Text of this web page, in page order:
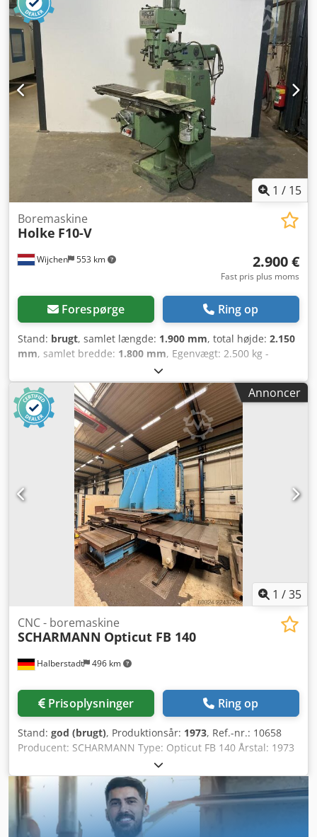
1 / 15
Wijchen 553 km
Boremaskine
Holke F10-V
2.900 €
Fast pris plus moms
Forespørge Ring op
Stand: brugt, samlet længde: 1.900 mm, total højde: 2.150
mm, samlet bredde: 1.800 mm, Egenvægt: 2.500 kg -
Dokumentation tilgængelig: Ja - CE-certifikat tilgængeligt:
Nej - Transportmål: 1900 mm x 1800 mm x 2150 mm (l x b x
h) Dedpszrxfmsfx Ai Neck - Transportvægt [kg]: 2500 kg
Finansielle oplysninger Moms: Den angivne pris er ekskl.
moms Moms/differentialbeskatning: Moms kan fratrækkes
for virksomheder Levering og indbytning er muligt til
enhver tid for alt inden for industriområdet Lukas van
Annoncer
1 /35
Halberstadt 496 km
CNC - boremaskine
SCHARMANN Opticut FB 140
Prisoplysninger Ring op
Stand: god (brugt), Produktionsår: 1973, Ref.-nr.: 10658
Producent: SCHARMANN Type: Opticut FB 140 Årstal: 1973
Styringstype: CNC Styring: Heidenhain Opbevaringssted:
Halberstadt Oprindelsesland: Tyskland Maskinnummer:
162XXX X-akse-vandring: 2000 mm Y-akse-vandring: 2000
mm Z-akse-vandring: 1500 mm Spindeldiameter: 140 mm
Spindelholder: ISO 50 Borddimensioner (lxb): 1800 x 1500